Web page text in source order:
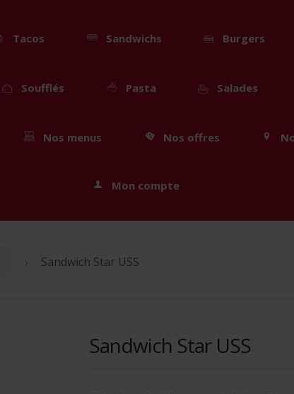
Tacos Sandwichs Burgers
Soufflés Pasta Salades
Nos menus Nos offres
Mon compte
Sandwich Star USS
Sandwich Star USS